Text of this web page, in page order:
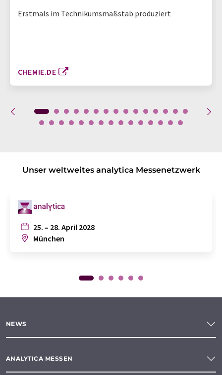
Erstmals im Technikumsmaßstab produziert
CHEMIE.DE
Unser weltweites analytica Messenetzwerk
25. – 28. April 2028
München
NEWS
ANALYTICA MESSEN